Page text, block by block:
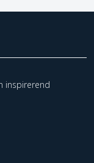
inspirerend